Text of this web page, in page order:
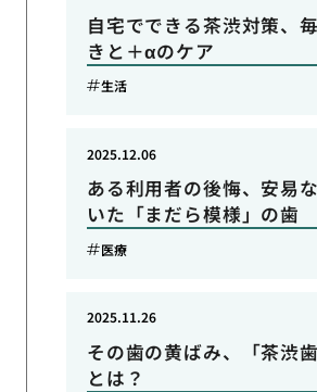
自宅でできる茶渋対策、
きと＋αのケア
生活
ある利用者の後悔、安易
いた「まだら模様」の歯
2025.12.06
医療
その歯の黄ばみ、「茶渋
とは？
2025.11.26